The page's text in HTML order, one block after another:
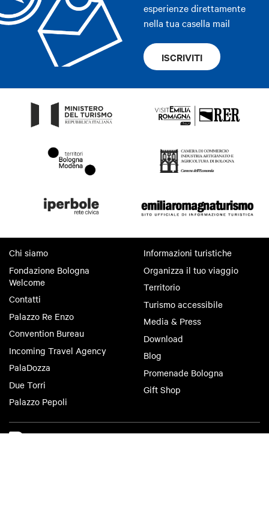
esperienze direttamente
nella tua casella mail
ISCRIVITI
Chi siamo
Fondazione Bologna
Welcome
Contatti
Palazzo Re Enzo
Convention Bureau
Incoming Travel Agency
PalaDozza
Due Torri
Palazzo Pepoli
Informazioni turistiche
Organizza il tuo viaggio
Territorio
Turismo accessibile
Media & Press
Download
Blog
Promenade Bologna
Gift Shop